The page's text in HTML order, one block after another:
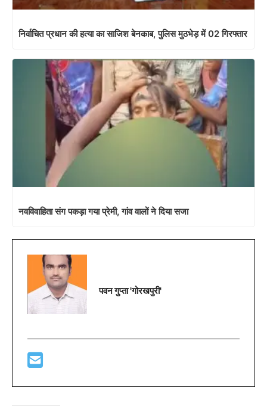
निर्वाचित प्रधान की हत्या का साजिश बेनकाब, पुलिस मुठभेड़ में 02 गिरफ्तार
नवविवाहिता संग पकड़ा गया प्रेमी, गांव वालों ने दिया सजा
पवन गुप्ता 'गोरखपुरी'